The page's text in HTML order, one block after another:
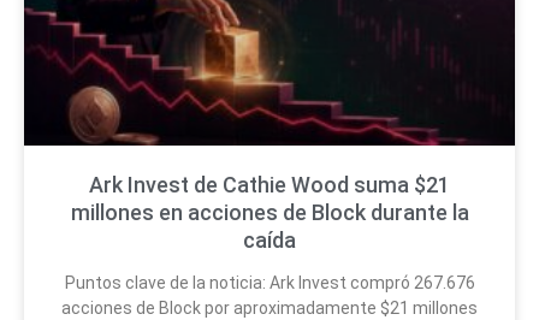
Ark Invest de Cathie Wood suma $21
millones en acciones de Block durante la
caída
Puntos clave de la noticia: Ark Invest compró 267.676
acciones de Block por aproximadamente $21 millones